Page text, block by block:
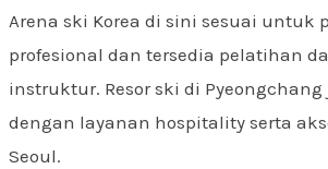
Arena ski Korea di sini sesuai untuk
profesional dan tersedia pelatihan
instruktur. Resor ski di
dengan layanan hospitality serta
Seoul.